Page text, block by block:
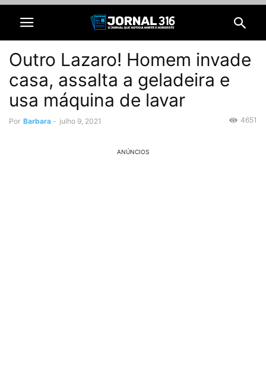
Outro Lazaro! Homem invade
casa, assalta a geladeira e
usa máquina de lavar
Por Barbara - julho 9, 2021 4651
ANÚNCIOS